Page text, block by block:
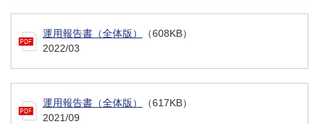
運用報告書（全体版）
（608KB）
2022/03
運用報告書（全体版）
（617KB）
2021/09